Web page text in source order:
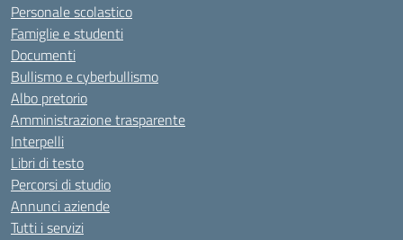
Personale scolastico
Famiglie e studenti
Documenti
Bullismo e cyberbullismo
Albo pretorio
Amministrazione trasparente
Interpelli
Libri di testo
Percorsi di studio
Annunci aziende
Tutti i servizi